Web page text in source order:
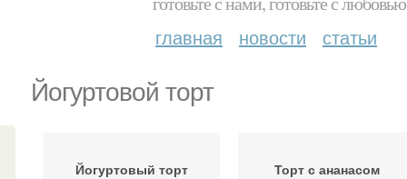
главная новости статьи
Йогуртовой торт
Йогуртовый торт Торт с ананасом